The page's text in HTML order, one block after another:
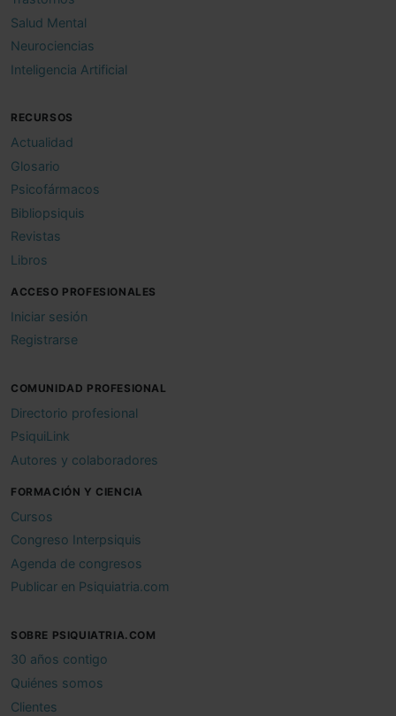
Salud Mental
Neurociencias
Inteligencia Artificial
RECURSOS
Actualidad
Glosario
Psicofármacos
Bibliopsiquis
Revistas
Libros
ACCESO PROFESIONALES
Iniciar sesión
Registrarse
COMUNIDAD PROFESIONAL
Directorio profesional
PsiquiLink
Autores y colaboradores
FORMACIÓN Y CIENCIA
Cursos
Congreso Interpsiquis
Agenda de congresos
Publicar en Psiquiatria.com
SOBRE PSIQUIATRIA.COM
30 años contigo
Quiénes somos
Clientes